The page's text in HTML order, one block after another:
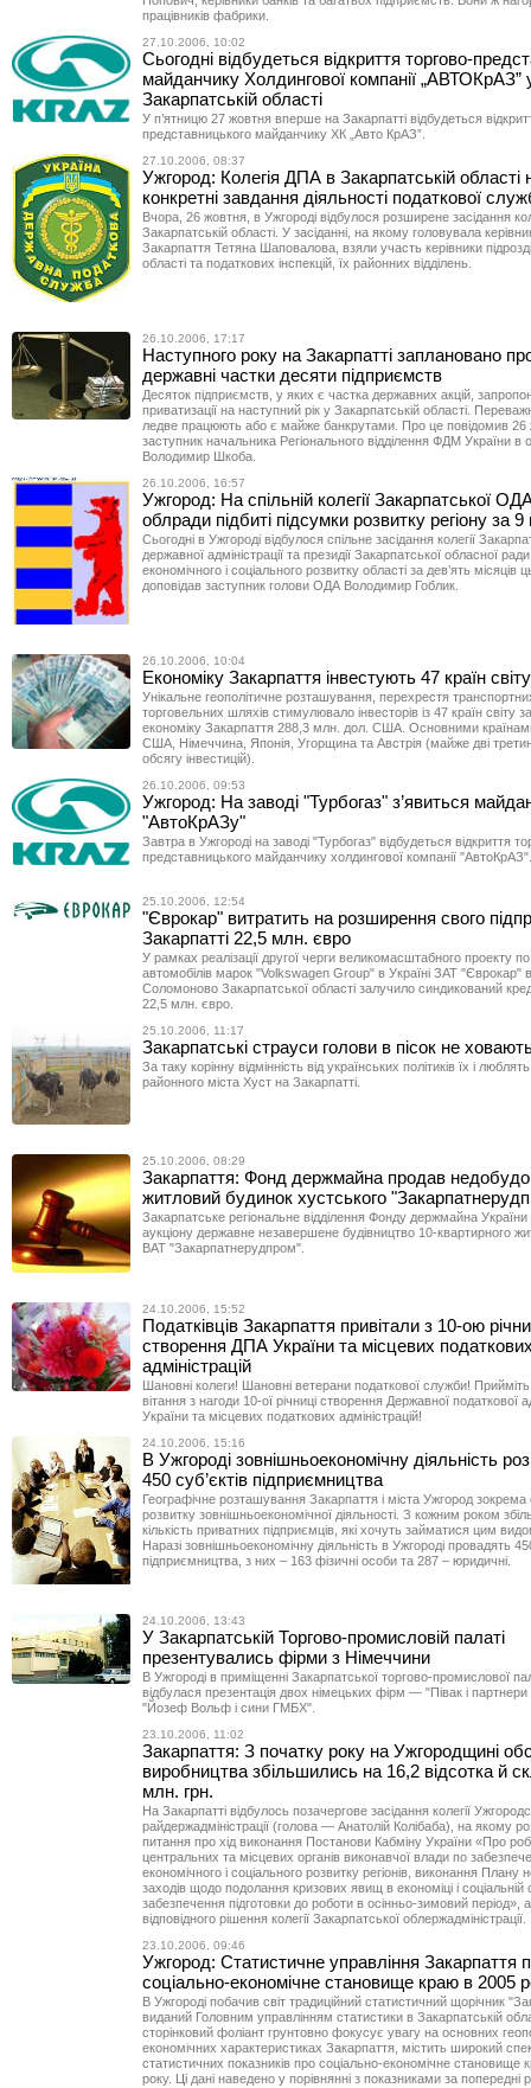
працівників фабрики.
27.10.2006, 10:02
Сьогодні відбудеться відкриття торгово-
майданчику Холдингової компанії „АВТОКрАЗ”
Закарпатській області
У п’ятницю 27 жовтня вперше на Закарпатті відбудеться
представницького майданчику ХК „Авто КрАЗ”.
27.10.2006, 08:37
Ужгород: Колегія ДПА в Закарпатській області
конкретні завдання діяльності податкової
Вчора, 26 жовтня, в Ужгороді відбулося розширене засідання
Закарпатській області. У засіданні, на якому головувала
Закарпаття Тетяна Шаповалова, взяли участь керівники
області та податкових інспекцій, їх районних відділень.
26.10.2006, 17:17
Наступного року на Закарпатті заплановано
державні частки десяти підприємств
Десяток підприємств, у яких є частка державних акцій,
приватизації на наступний рік у Закарпатській області.
ледве працюють або є майже банкрутами. Про це повідомив
заступник начальника Регіонального відділення ФДМ України в
Володимир Шкоба.
26.10.2006, 16:57
Ужгород: На спільній колегії Закарпатської ОДА
облради підбиті підсумки розвитку регіону за 9
Сьогодні в Ужгороді відбулося спільне засідання колегії
державної адміністрації та президії Закарпатської обласної
економічного і соціального розвитку області за дев’ять місяців
доповідав заступник голови ОДА Володимир Гоблик.
26.10.2006, 10:04
Економіку Закарпаття інвестують 47 країн світу
Унікальне геополітичне розташування, перехрестя
торговельних шляхів стимулювало інвесторів із 47 країн світу
економіку Закарпаття 288,3 млн. дол. США. Основними
США, Німеччина, Японія, Угорщина та Австрія (майже дві
обсягу інвестицій).
26.10.2006, 09:53
Ужгород: На заводі "Турбогаз" з’явиться
"АвтоКрАЗу"
Завтра в Ужгороді на заводі "Турбогаз" відбудеться відкриття
представницького майданчику холдингової компанії "АвтоКрАЗ".
25.10.2006, 12:54
"Єврокар" витратить на розширення свого
Закарпатті 22,5 млн. євро
У рамках реалізації другої черги великомасштабного проекту
автомобілів марок "Volkswagen Group" в Україні ЗАТ "Єврокар" в
Соломоново Закарпатської області залучило синдикований
22,5 млн. євро.
25.10.2006, 11:17
Закарпатські страуси голови в пісок не
За таку корінну відмінність від українських політиків їх і
районного міста Хуст на Закарпатті.
25.10.2006, 08:29
Закарпаття: Фонд держмайна продав
житловий будинок хустського
Закарпатське регіональне відділення Фонду держмайна
аукціону державне незавершене будівництво 10-квартирного
ВАТ "Закарпатнерудпром".
24.10.2006, 15:52
Податківців Закарпаття привітали з 10-ою
створення ДПА України та місцевих
адміністрацій
Шановні колеги! Шановні ветерани податкової служби!
вітання з нагоди 10-ої річниці створення Державної податкової
України та місцевих податкових адміністрацій!
24.10.2006, 15:16
В Ужгороді зовнішньоекономічну діяльність
450 суб’єктів підприємництва
Географічне розташування Закарпаття і міста Ужгород зокрема
розвитку зовнішньоекономічної діяльності. З кожним роком
кількість приватних підприємців, які хочуть займатися цим
Наразі зовнішньоекономічну діяльність в Ужгороді провадять
підприємництва, з них – 163 фізичні особи та 287 – юридичні.
24.10.2006, 13:43
У Закарпатській Торгово-промисловій палаті
презентувались фірми з Німеччини
В Ужгороді в приміщенні Закарпатської торгово-промислової
відбулася презентація двох німецьких фірм — "Півак і
"Йозеф Вольф і сини ГМБХ".
23.10.2006, 11:02
Закарпаття: З початку року на Ужгородщині
виробництва збільшились на 16,2 відсотка й
млн. грн.
На Закарпатті відбулось позачергове засідання колегії
райдержадміністрації (голова — Анатолій Колібаба), на якому
питання про хід виконання Постанови Кабміну України «Про
центральних та місцевих органів виконавчої влади по
економічного і соціального розвитку регіонів, виконання Плану
заходів щодо подолання кризових явищ в економіці і соціальній
забезпечення підготовки до роботи в осінньо-зимовий період»,
відповідного рішення колегії Закарпатської облержадміністрації.
23.10.2006, 09:46
Ужгород: Статистичне управління Закарпаття
соціально-економічне становище краю в 2005
В Ужгороді побачив світ традиційний статистичний щорічник
виданий Головним управлінням статистики в Закарпатській
сторінковий фоліант грунтовно фокусує увагу на основних
економічних характеристиках Закарпаття, містить широкий
статистичних показників про соціально-економічне становище
року. Ці дані наведено у порівнянні з показниками за попередні